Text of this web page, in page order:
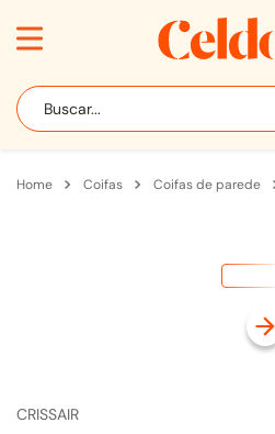
Buscar...
coifas coifas de parede
CRISSAIR